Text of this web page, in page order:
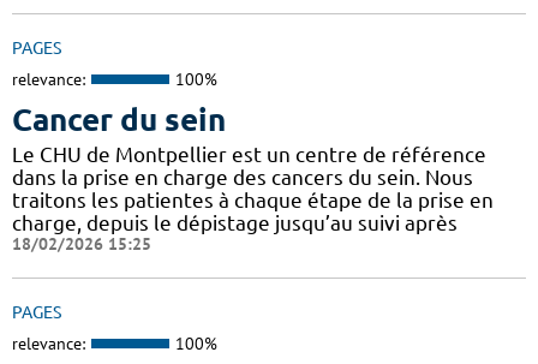
PAGES
relevance: 100%
Cancer du sein
Le CHU de Montpellier est un centre de référence
dans la prise en charge des cancers du sein. Nous
traitons les patientes à chaque étape de la prise en
charge, depuis le dépistage jusqu’au suivi après
18/02/2026 15:25
PAGES
relevance: 100%